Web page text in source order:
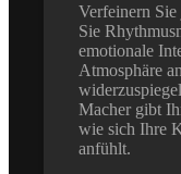
Verfeinern Sie
Sie
emotionale
Atmosphäre
Macher gibt
wie sich Ihre
anfühlt.